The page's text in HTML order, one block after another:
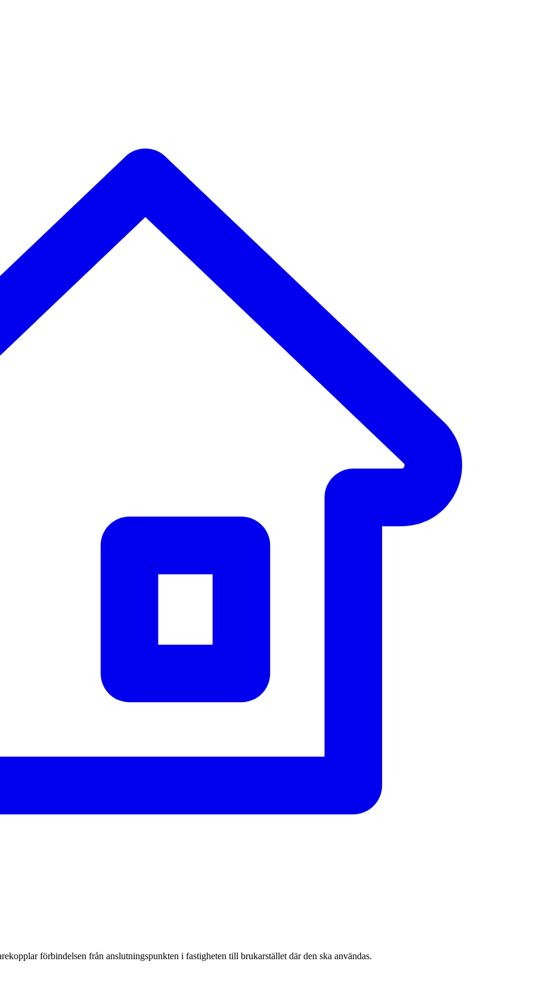
förbindelsen från anslutningspunkten i fastigheten till brukarstället där den ska användas.